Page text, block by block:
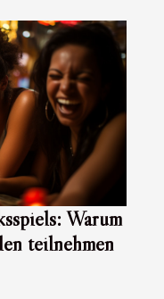
Warum
teilnehmen